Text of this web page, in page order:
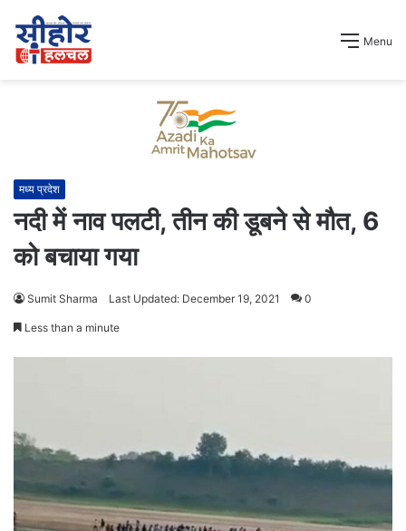
Menu
मध्य प्रदेश
नदी में नाव पलटी, तीन की डूबने से मौत, 6
को बचाया गया
Sumit Sharma Last Updated: December 19, 2021 0
Less than a minute